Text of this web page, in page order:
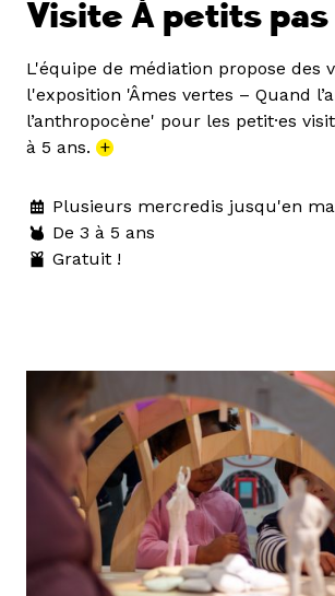
Visite À petits pas
L'équipe de médiation propose des
l'exposition 'Âmes vertes – Quand
l’anthropocène' pour les petit·es
à 5 ans. +
Plusieurs mercredis jusqu'en
De 3 à 5 ans
Gratuit !